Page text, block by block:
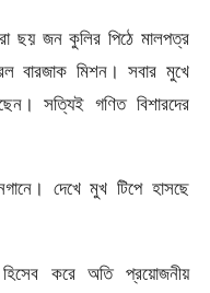
ছয় জন কুলির পিঠে মালপত্র
বারজাক মিশন। সবার মুখে
সত্যিই গণিত বিশারদের
দেখে মুখ টিপে হাসছে
করে অতি প্রয়োজনীয়